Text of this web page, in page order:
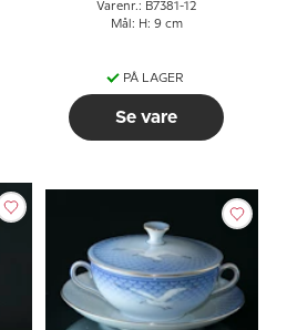
Varenr.: B7381-12
Mål: H: 9 cm
PÅ LAGER
Se vare